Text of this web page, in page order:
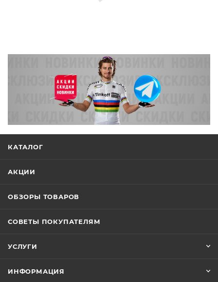
КАТАЛОГ
АКЦИИ
ОБЗОРЫ ТОВАРОВ
СОВЕТЫ ПОКУПАТЕЛЯМ
УСЛУГИ
ИНФОРМАЦИЯ